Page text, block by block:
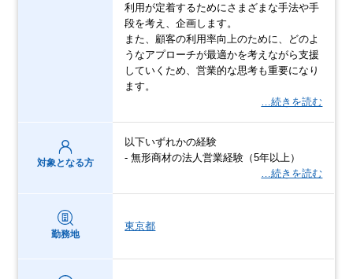
利用が定着するためにさまざまな手法や手
段を考え、企画します。
また、顧客の利用率向上のために、どのよ
うなアプローチが最適かを考えながら支援
していくため、営業的な思考も重要になり
ます。
…続きを読む
対象となる方
以下いずれかの経験
- 無形商材の法人営業経験（5年以上）
…続きを読む
勤務地
東京都